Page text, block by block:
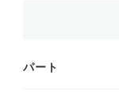
パート